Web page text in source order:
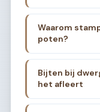
Waarom
poten?
Bijten bij
het afleert